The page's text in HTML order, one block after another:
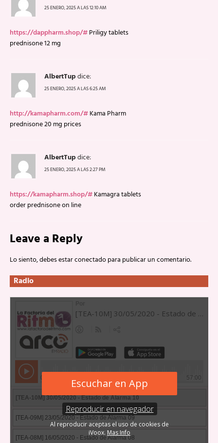
25 ENERO, 2025 A LAS 12:10 AM
https://dappharm.shop/#Priligy tablets
prednisone 12 mg
AlbertTupdice:
25 ENERO, 2025 A LAS 6:25 AM
http://kamapharm.com/#Kama Pharm
prednisone 20 mg prices
AlbertTupdice:
25 ENERO, 2025 A LAS 2:27 PM
https://kamapharm.shop/#Kamagra tablets
order prednisone on line
Leave a Reply
Lo siento, debes estarconectadopara publicar un comentario.
Radio